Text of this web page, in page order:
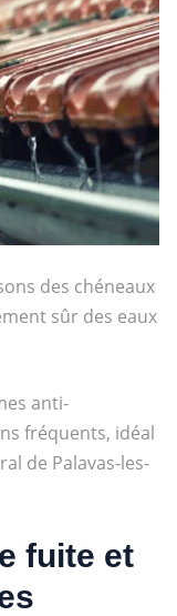
des chéneaux
sûr des eaux
anti-
fréquents, idéal
de Palavas-les-
fuite et